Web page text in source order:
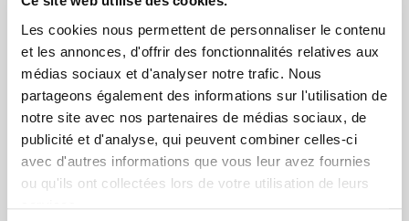
Les cookies nous permettent de personnaliser le contenu
et les annonces, d'offrir des fonctionnalités relatives aux
médias sociaux et d'analyser notre trafic. Nous
partageons également des informations sur l'utilisation de
notre site avec nos partenaires de médias sociaux, de
publicité et d'analyse, qui peuvent combiner celles-ci
avec d'autres informations que vous leur avez fournies
ou qu'ils ont collectées lors de votre utilisation de leurs
+ de 10 ans d'expertise
dans le photovoltaïque